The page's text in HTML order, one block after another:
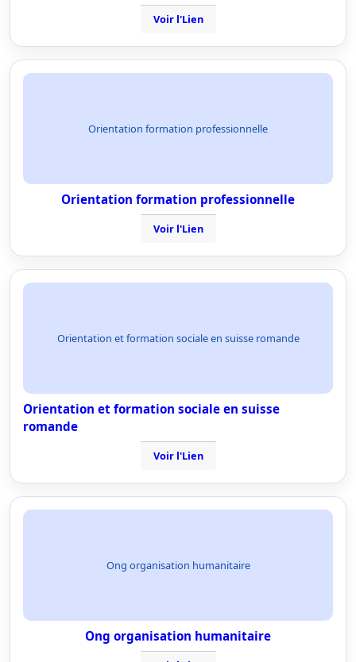
Voir l'Lien
Orientation formation professionnelle
Orientation formation professionnelle
Voir l'Lien
Orientation et formation sociale en suisse romande
Orientation et formation sociale en suisse
romande
Voir l'Lien
Ong organisation humanitaire
Ong organisation humanitaire